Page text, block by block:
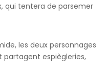
qui tentera de parsemer
les deux personnages
espiègleries,